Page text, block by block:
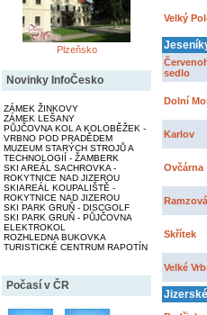
Plzeňsko
Novinky InfoČesko
ZÁMEK ŽINKOVY
ZÁMEK LEŠANY
PŮJČOVNA KOL A KOLOBĚŽEK -
VRBNO POD PRADĚDEM
MUZEUM STARÝCH STROJŮ A
TECHNOLOGIÍ - ŽAMBERK
SKI AREÁL SACHROVKA -
ROKYTNICE NAD JIZEROU
SKIAREÁL KOUPALIŠTĚ -
ROKYTNICE NAD JIZEROU
SKI PARK GRUŇ - DISCGOLF
SKI PARK GRUŇ - PŮJČOVNA
ELEKTROKOL
ROZHLEDNA BUKOVKA
TURISTICKÉ CENTRUM RAPOTÍN
Počasí v ČR
Velký
sedlo
Dolní
Karlov
Ovčárna
Ramzová
Skřítek
Velké